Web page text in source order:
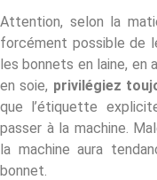
Attention, selon la
forcément possible de
les bonnets en laine, en
en soie, privilégiez
que l’étiquette
passer à la machine.
la machine aura
bonnet.